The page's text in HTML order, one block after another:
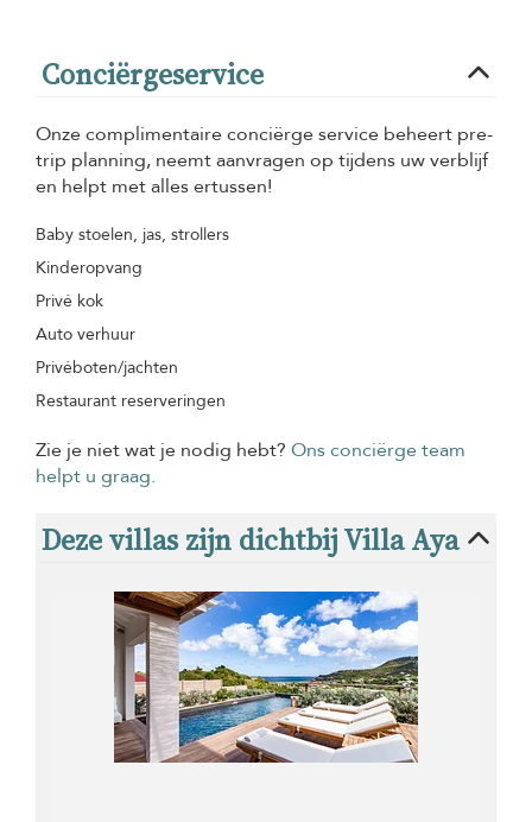
Conciërgeservice
Onze complimentaire conciërge service beheert pre-
trip planning, neemt aanvragen op tijdens uw verblijf
en helpt met alles ertussen!
Baby stoelen, jas, strollers
Kinderopvang
Privé kok
Auto verhuur
Privéboten/jachten
Restaurant reserveringen
Zie je niet wat je nodig hebt? Ons conciërge team
helpt u graag.
Deze villas zijn dichtbij Villa Aya